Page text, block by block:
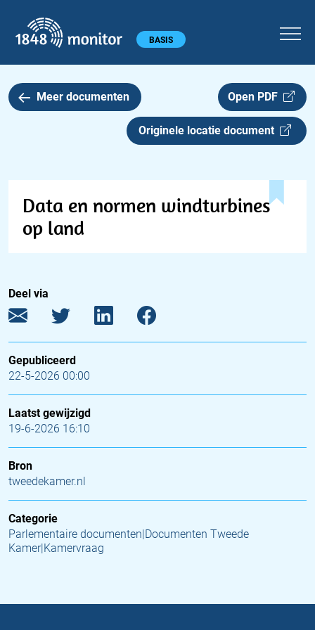
Hoofdmenu BASIS
Meer documenten Open PDF
Originele locatie document
Data en normen windturbines
op land
Deel via
Gepubliceerd
22-5-2026 00:00
Laatst gewijzigd
19-6-2026 16:10
Bron
tweedekamer.nl
Categorie
Parlementaire documenten|Documenten Tweede
Kamer|Kamervraag